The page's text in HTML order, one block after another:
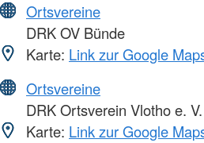
Ortsvereine
DRK OV Bünde
Karte: Link zur Google
Ortsvereine
DRK Ortsverein Vlotho e. V.
Karte: Link zur Google